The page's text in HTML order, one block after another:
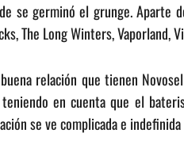
se germinó el grunge. Aparte
The Long Winters, Vaporland,
relación que tienen
en cuenta que el
se ve complicada e